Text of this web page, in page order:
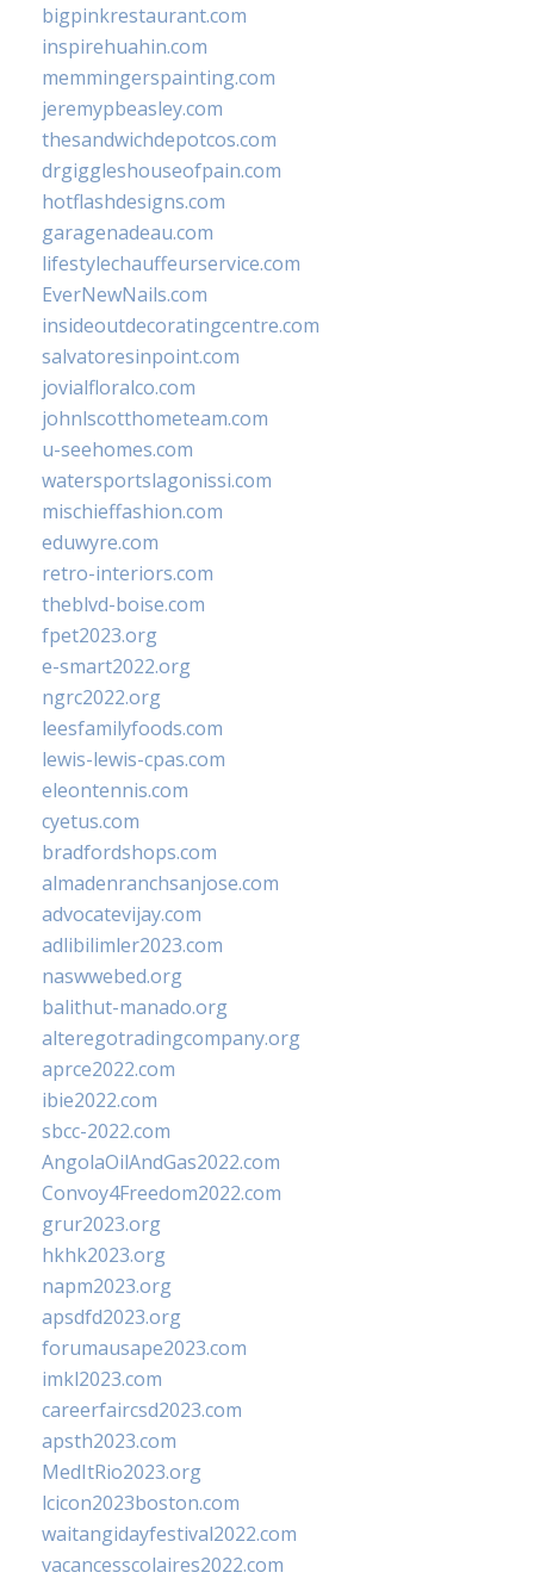
bigpinkrestaurant.com
inspirehuahin.com
memmingerspainting.com
jeremypbeasley.com
thesandwichdepotcos.com
drgiggleshouseofpain.com
hotflashdesigns.com
garagenadeau.com
lifestylechauffeurservice.com
EverNewNails.com
insideoutdecoratingcentre.com
salvatoresinpoint.com
jovialfloralco.com
johnlscotthometeam.com
u-seehomes.com
watersportslagonissi.com
mischieffashion.com
eduwyre.com
retro-interiors.com
theblvd-boise.com
fpet2023.org
e-smart2022.org
ngrc2022.org
leesfamilyfoods.com
lewis-lewis-cpas.com
eleontennis.com
cyetus.com
bradfordshops.com
almadenranchsanjose.com
advocatevijay.com
adlibilimler2023.com
naswwebed.org
balithut-manado.org
alteregotradingcompany.org
aprce2022.com
ibie2022.com
sbcc-2022.com
AngolaOilAndGas2022.com
Convoy4Freedom2022.com
grur2023.org
hkhk2023.org
napm2023.org
apsdfd2023.org
forumausape2023.com
imkl2023.com
careerfaircsd2023.com
apsth2023.com
MedItRio2023.org
lcicon2023boston.com
waitangidayfestival2022.com
vacancesscolaires2022.com